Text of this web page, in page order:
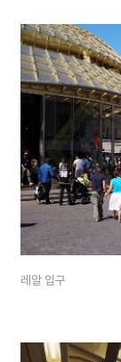
레알 입구